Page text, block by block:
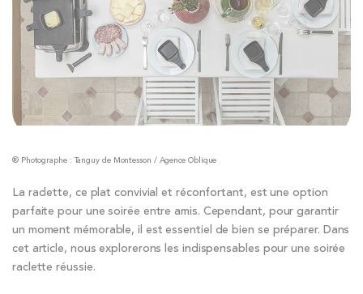
® Photographe : Tanguy de Montesson / Agence Oblique
La raclette, ce plat convivial et réconfortant, est une option
parfaite pour une soirée entre amis. Cependant, pour garantir
un moment mémorable, il est essentiel de bien se préparer. Dans
cet article, nous explorerons les indispensables pour une soirée
raclette réussie.